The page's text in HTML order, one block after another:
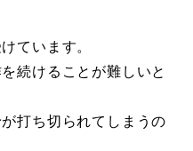
ています。
続けることが難しいと
打ち切られてしまうの